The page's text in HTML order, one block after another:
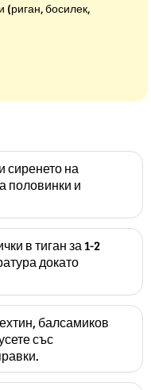
(риган, босилек,
сиренето на
половинки и
в тиган за 1-2
докато
балсамиков
със